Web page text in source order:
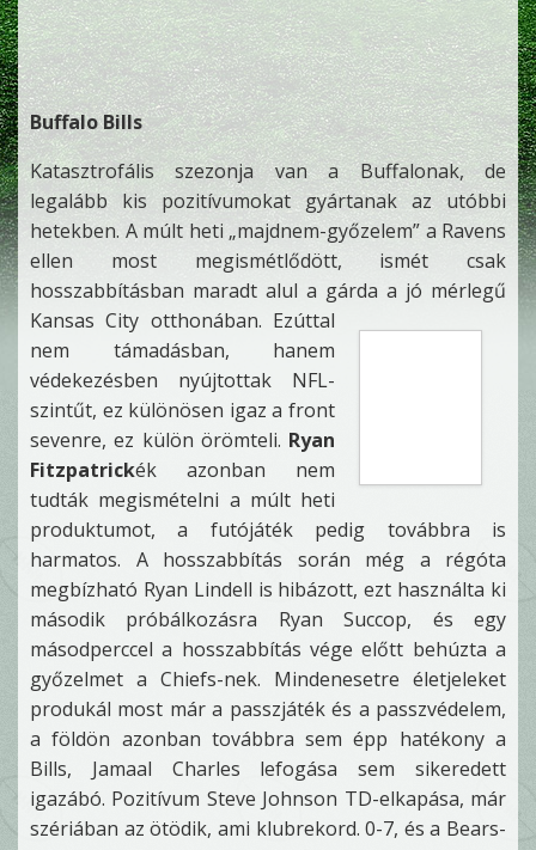
Buffalo Bills
Katasztrofális szezonja van a Buffalonak, de
legalább kis pozitívumokat gyártanak az utóbbi
hetekben. A múlt heti „majdnem-győzelem” a Ravens
ellen most megismétlődött, ismét csak
hosszabbításban maradt alul a gárda a jó mérlegű
Kansas City otthonában. Ezúttal
nem támadásban, hanem
védekezésben nyújtottak NFL-
szintűt, ez különösen igaz a front
sevenre, ez külön örömteli. Ryan
Fitzpatrickék azonban nem
tudták megismételni a múlt heti
produktumot, a futójáték pedig továbbra is
harmatos. A hosszabbítás során még a régóta
megbízható Ryan Lindell is hibázott, ezt használta ki
második próbálkozásra Ryan Succop, és egy
másodperccel a hosszabbítás vége előtt behúzta a
győzelmet a Chiefs-nek. Mindenesetre életjeleket
produkál most már a passzjáték és a passzvédelem,
a földön azonban továbbra sem épp hatékony a
Bills, Jamaal Charles lefogása sem sikeredett
igazábó. Pozitívum Steve Johnson TD-elkapása, már
szériában az ötödik, ami klubrekord. 0-7, és a Bears-